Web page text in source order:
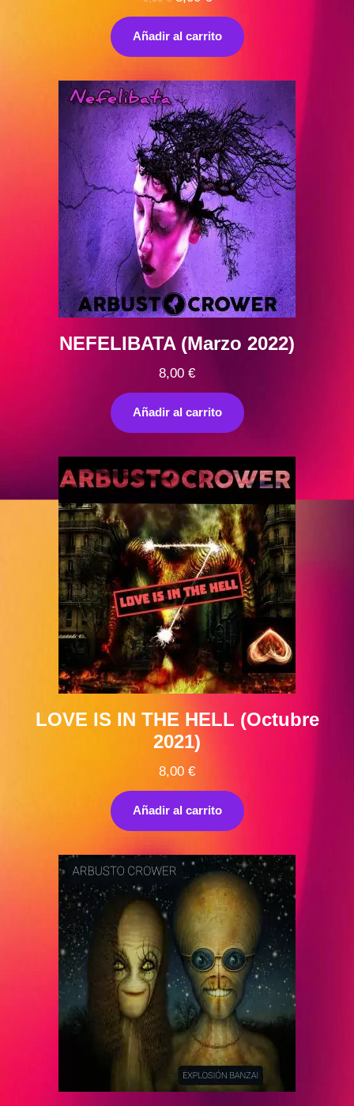
precio
original
era:
precio
actual
es:
Añadir al carrito
NEFELIBATA (Marzo 2022)
8,00 €
Añadir al carrito
LOVE IS IN THE HELL (Octubre
2021)
8,00 €
Añadir al carrito